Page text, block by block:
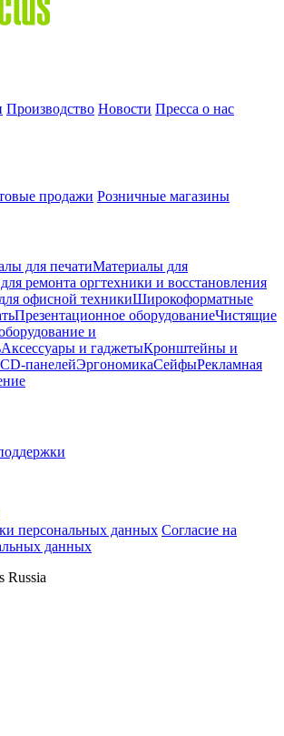
Производство Новости Пресса о нас
продажи Розничные магазины
для печатиМатериалы для
ремонта оргтехники и восстановления
офисной техникиШирокоформатные
Презентационное оборудованиеЧистящие
и
Аксессуары и гаджетыКронштейны и
панелейЭргономикаСейфыРекламная
персональных данных Согласие на
данных
Russia